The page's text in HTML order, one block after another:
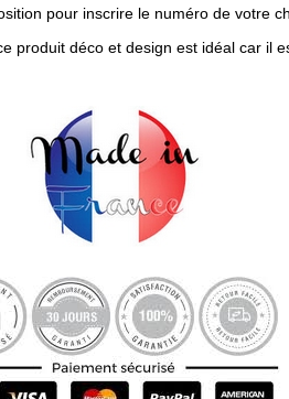
pour inscrire le numéro de votre
produit déco et design est idéal car il